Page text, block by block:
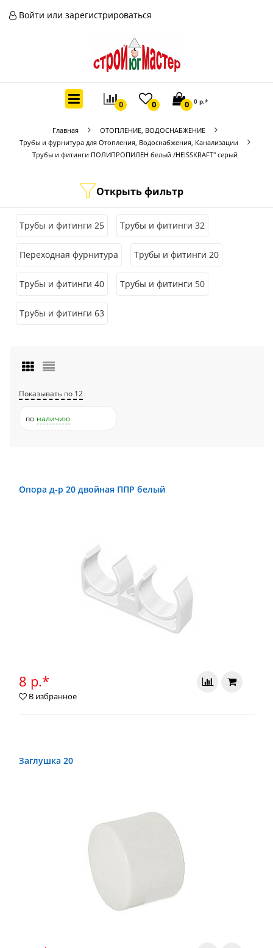
Войти или зарегистрироваться
0 0 0 0 р.*
Главная
ОТОПЛЕНИЕ, ВОДОСНАБЖЕНИЕ
Трубы и фурнитура для Отопления, Водоснабжения, Канализации
Трубы и фитинги ПОЛИПРОПИЛЕН белый /HEISSKRAFT" серый
Открыть фильтр
Трубы и фитинги 25 Трубы и фитинги 32
Переходная фурнитура Трубы и фитинги 20
Трубы и фитинги 40 Трубы и фитинги 50
Трубы и фитинги 63
Показывать по 12
по наличию
Опора д-р 20 двойная ППР белый
8 р.*
В избранное
Заглушка 20